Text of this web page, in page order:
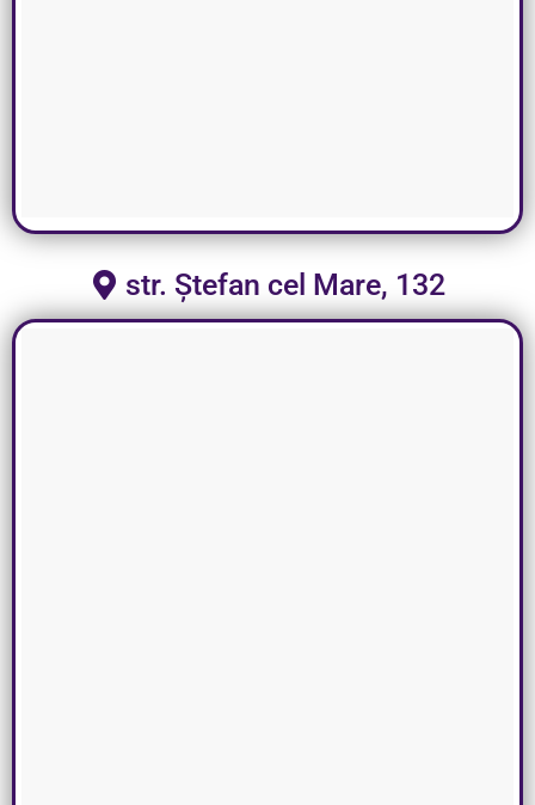
str. Ștefan cel Mare, 132